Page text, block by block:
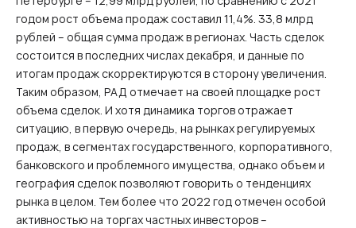
годом рост объема продаж составил 11,4%. 33,8 млрд
рублей – общая сумма продаж в регионах. Часть сделок
состоится в последних числах декабря, и данные по
итогам продаж скорректируются в сторону увеличения.
Таким образом, РАД отмечает на своей площадке рост
объема сделок. И хотя динамика торгов отражает
ситуацию, в первую очередь, на рынках регулируемых
продаж, в сегментах государственного, корпоративного,
банковского и проблемного имущества, однако объем и
география сделок позволяют говорить о тенденциях
рынка в целом. Тем более что 2022 год отмечен особой
активностью на торгах частных инвесторов –